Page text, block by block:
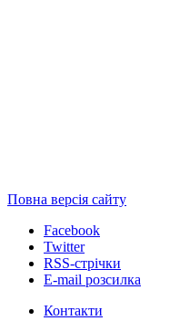
Повна версія сайту
Facebook
Twitter
RSS-стрічки
E-mail розсилка
Контакти